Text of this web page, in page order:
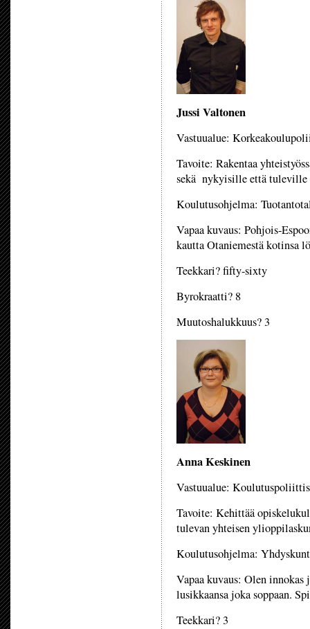
Jussi Valtonen
Vastuualue:
Tavoite: Rakentaa
sekä nykyisille että
Koulutusohjelma:
Vapaa kuvaus: Pohjois-
kautta Otaniemestä kotinsa
Teekkari? fifty-sixty
Byrokraatti? 8
Muutoshalukkuus? 3
Anna Keskinen
Vastuualue:
Tavoite: Kehittää
tulevan yhteisen
Koulutusohjelma:
Vapaa kuvaus: Olen innokas
lusikkaansa joka soppaan.
Teekkari? 3